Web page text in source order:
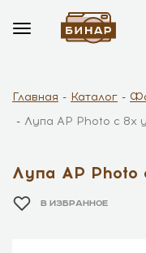
Главная Каталог
Лупа AP Photo c 8x
Лупа AP Photo
В ИЗБРАННОЕ